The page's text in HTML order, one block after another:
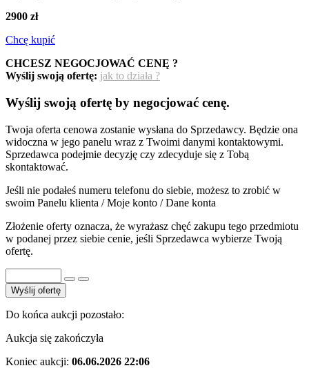
2900 zł
Chcę kupić
CHCESZ NEGOCJOWAĆ CENĘ ?
Wyślij swoją ofertę: jak to działa ?
Wyślij swoją ofertę by negocjować cenę.
Twoja oferta cenowa zostanie wysłana do Sprzedawcy. Będzie ona
widoczna w jego panelu wraz z Twoimi danymi kontaktowymi.
Sprzedawca podejmie decyzję czy zdecyduje się z Tobą
skontaktować.
Jeśli nie podałeś numeru telefonu do siebie, możesz to zrobić w
swoim Panelu klienta / Moje konto / Dane konta
Złożenie oferty oznacza, że wyrażasz chęć zakupu tego przedmiotu
w podanej przez siebie cenie, jeśli Sprzedawca wybierze Twoją
ofertę.
Wyślij ofertę
Do końca aukcji pozostało:
Aukcja się zakończyła
Koniec aukcji: 06.06.2026 22:06